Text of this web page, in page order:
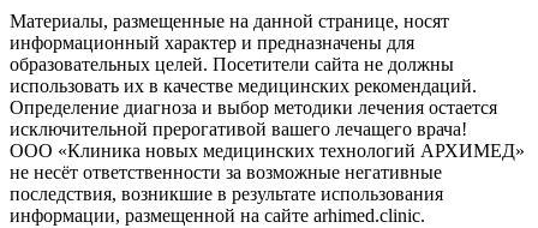
Материалы, размещенные на данной странице, носят
информационный характер и предназначены для
образовательных целей. Посетители сайта не должны
использовать их в качестве медицинских рекомендаций.
Определение диагноза и выбор методики лечения остается
исключительной прерогативой вашего лечащего врача!
ООО «Клиника новых медицинских технологий АРХИМЕД»
не несёт ответственности за возможные негативные
последствия, возникшие в результате использования
информации, размещенной на сайте arhimed.clinic.